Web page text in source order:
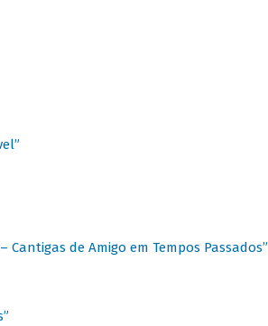
de Amigo em Tempos Passados”